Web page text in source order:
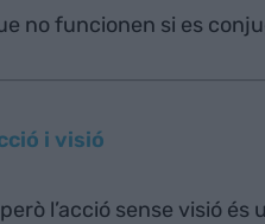
no funcionen si es
i visió
l’acció sense visió és